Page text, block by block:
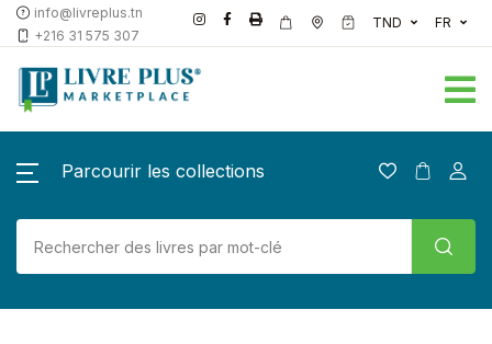
info@livreplus.tn
+216 31 575 307
TND FR
Parcourir les collections